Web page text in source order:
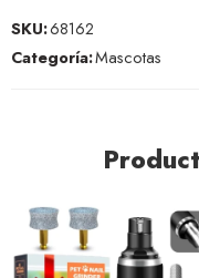
SKU:68162
Categoría:Mascotas